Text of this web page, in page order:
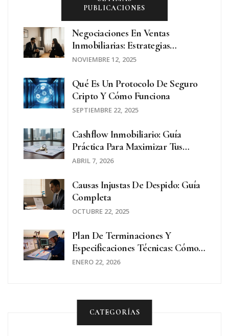
PUBLICACIONES
Negociaciones En Ventas
Inmobiliarias: Estrategias
Efectivas Para Cerrar Más Ventas
NOVIEMBRE 12, 2025
Qué Es Un Protocolo De Seguro
Cripto Y Cómo Funciona
SEPTIEMBRE 22, 2025
Cashflow Inmobiliario: Guía
Práctica Para Maximizar Tus
Ingresos Mensuales
ABRIL 7, 2026
Causas Injustas De Despido: Guía
Completa
OCTUBRE 22, 2025
Plan De Terminaciones Y
Especificaciones Técnicas: Cómo
Leerlo Y Entenderlo Paso A Paso
ENERO 22, 2026
CATEGORÍAS